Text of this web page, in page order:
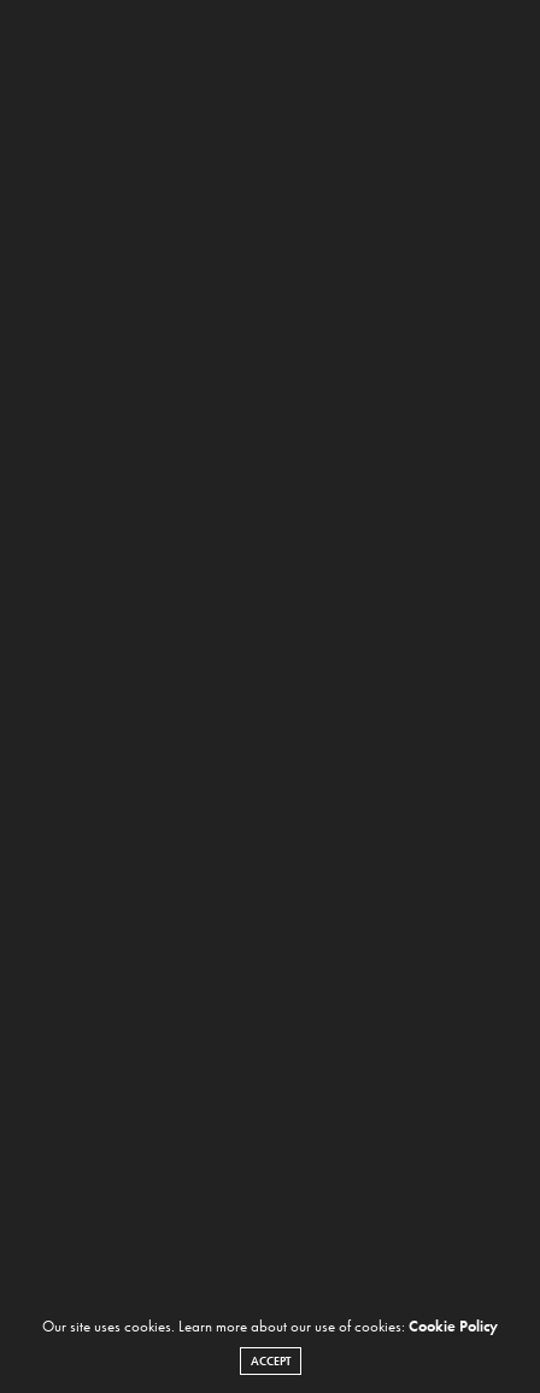
Our site uses cookies. Learn more about our use of cookies: Cookie Policy
ACCEPT